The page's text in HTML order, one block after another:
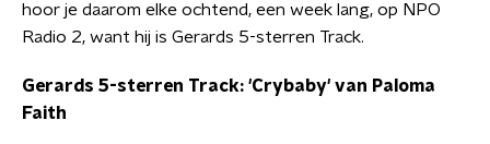
hoor je daarom elke ochtend, een week lang, op NPO
Radio 2, want hij is Gerards 5-sterren Track.
Gerards 5-sterren Track: 'Crybaby' van Paloma
Faith